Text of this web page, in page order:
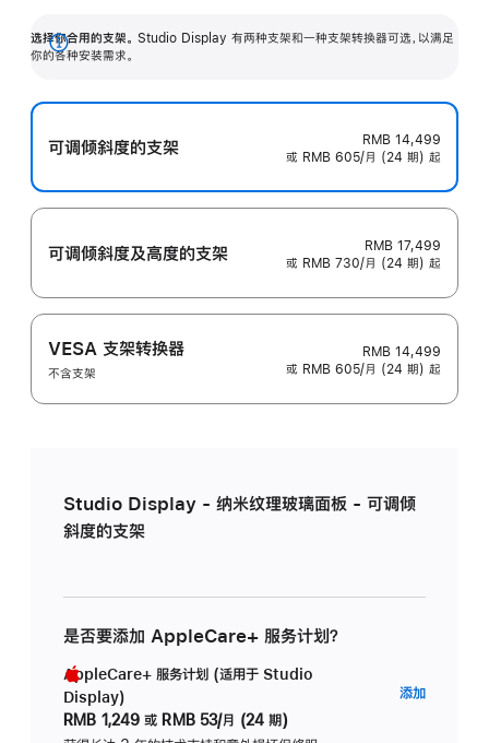
选择你合用的支架。 Studio Display 有两种支架和一种支架转换器可选，以满足
你的各种安装需求。
展
可调倾斜度的支架
RMB 14,499
或 RMB 605/月 (24 期) 起
可调倾斜度及高‍度的支‍架
RMB 17,499
或 RMB 730/月 (24 期) 起
VESA 支架转换器
不含支架
RMB 14,499
或 RMB 605/月 (24 期) 起
Studio Display - 纳米纹理玻璃面板 - 可调倾
斜度的支架
是否要添加 AppleCare+ 服务计划？
AppleCare+ 服务计划 (适用于 Studio
Display)
RMB 1,249 或 RMB 53/月 (24 期)
添加